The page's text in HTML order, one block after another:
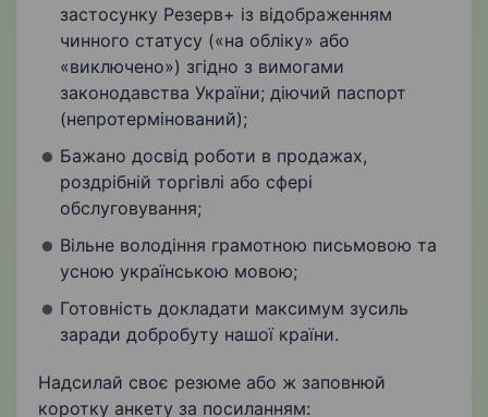
застосунку Резерв+ із відображенням
чинного статусу («на обліку» або
«виключено») згідно з вимогами
законодавства України; діючий паспорт
(непротермінований);
Бажано досвід роботи в продажах,
роздрібній торгівлі або сфері
обслуговування;
Вільне володіння грамотною письмовою та
усною українською мовою;
Готовність докладати максимум зусиль
заради добробуту нашої країни.
Надсилай своє резюме або ж заповнюй
коротку анкету за посиланням: